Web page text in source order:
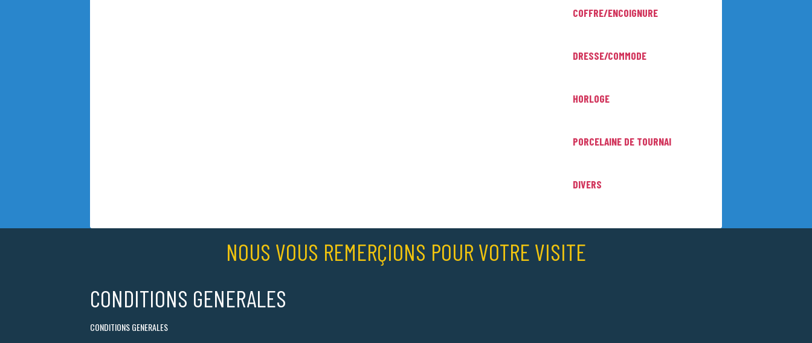
COFFRE/ENCOIGNURE
DRESSE/COMMODE
HORLOGE
PORCELAINE DE TOURNAI
DIVERS
NOUS VOUS REMERÇIONS POUR VOTRE VISITE
CONDITIONS GENERALES
CONDITIONS GENERALES